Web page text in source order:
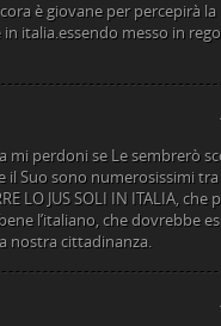
è giovane per percepirà
italia.essendo messo in
mi perdoni se Le sembrerò
il Suo sono numerosissimi
LO JUS SOLI IN ITALIA,
l’italiano, che dovrebbe
nostra cittadinanza.